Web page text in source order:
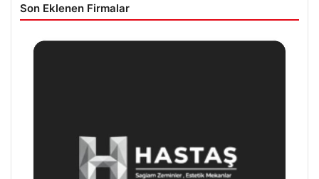
Son Eklenen Firmalar